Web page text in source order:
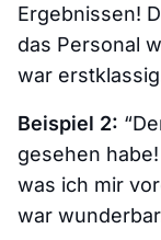
Ergebnissen!
das Personal
war
Beispiel 2:
gesehen
was ich mir
war